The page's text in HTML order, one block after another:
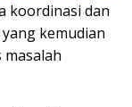
koordinasi dan
kemudian